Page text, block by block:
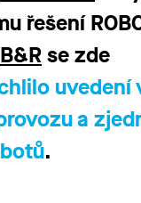
řešení
B&Rse zde
uvedení
a
.